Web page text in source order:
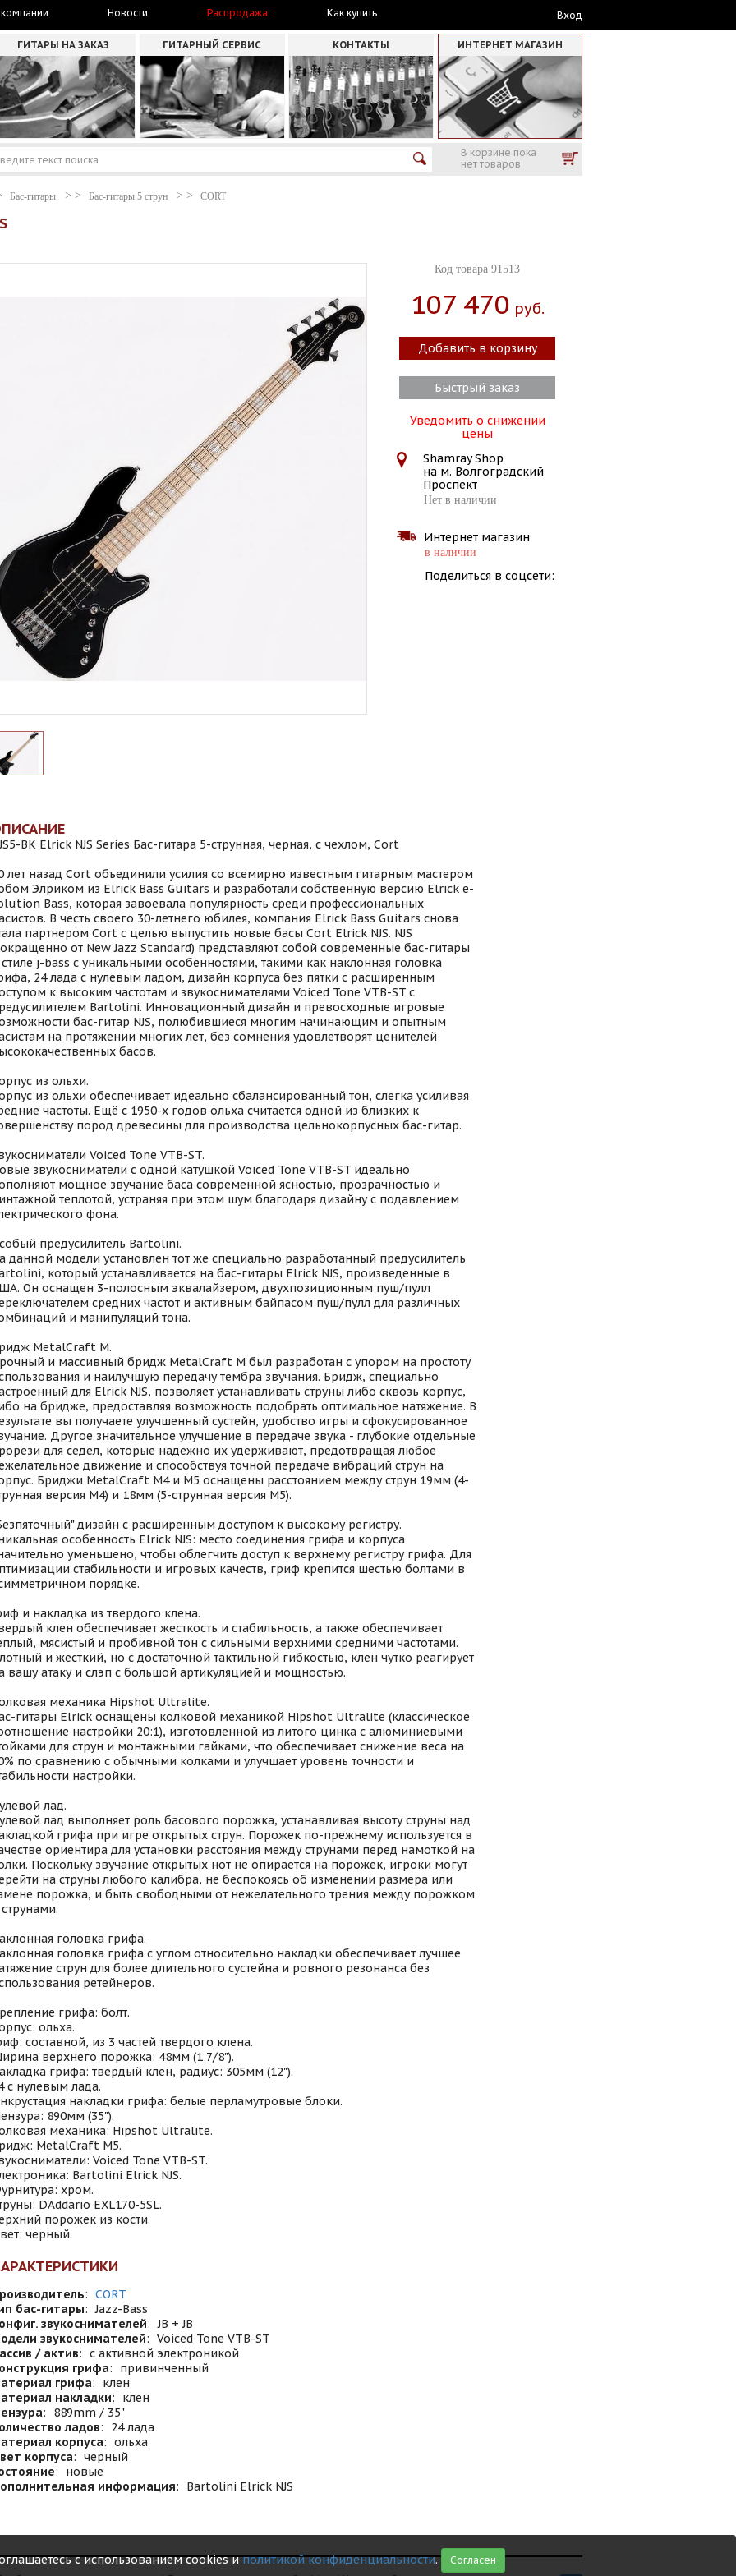
Новости Распродажа Как купить Вход
ГИТАРЫ НА ЗАКАЗ ГИТАРНЫЙ СЕРВИС КОНТАКТЫ ИНТЕРНЕТ МАГАЗИН
В корзине пока
нет товаров
Бас-гитары Бас-гитары 5 струн CORT
Код товара 91513
107 470 Руб.
Добавить в корзину
Быстрый заказ
Уведомить о снижении
цены
Shamray Shop
на м. Волгоградский
Проспект
Нет в наличии
Интернет магазин
в наличии
Поделиться в соцсети:
BK Elrick NJS Series Бас-гитара 5-струнная, черная, с чехлом, Cort
лет назад Cort объединили усилия со всемирно известным гитарным мастером
Элриком из Elrick Bass Guitars и разработали собственную версию Elrick e-
Bass, которая завоевала популярность среди профессиональных
В честь своего 30-летнего юбилея, компания Elrick Bass Guitars снова
партнером Cort с целью выпустить новые басы Cort Elrick NJS. NJS
от New Jazz Standard) представляют собой современные бас-гитары
j-bass с уникальными особенностями, такими как наклонная головка
24 лада с нулевым ладом, дизайн корпуса без пятки с расширенным
к высоким частотам и звукоснимателями Voiced Tone VTB-ST с
Bartolini. Инновационный дизайн и превосходные игровые
бас-гитар NJS, полюбившиеся многим начинающим и опытным
на протяжении многих лет, без сомнения удовлетворят ценителей
басов.
из ольхи.
из ольхи обеспечивает идеально сбалансированный тон, слегка усиливая
частоты. Ещё с 1950-х годов ольха считается одной из близких к
пород древесины для производства цельнокорпусных бас-гитар.
Voiced Tone VTB-ST.
звукосниматели с одной катушкой Voiced Tone VTB-ST идеально
мощное звучание баса современной ясностью, прозрачностью и
теплотой, устраняя при этом шум благодаря дизайну с подавлением
фона.
предусилитель Bartolini.
данной модели установлен тот же специально разработанный предусилитель
который устанавливается на бас-гитары Elrick NJS, произведенные в
Он оснащен 3-полосным эквалайзером, двухпозиционным пуш/пулл
средних частот и активным байпасом пуш/пулл для различных
и манипуляций тона.
MetalCraft M.
и массивный бридж MetalCraft M был разработан с упором на простоту
и наилучшую передачу тембра звучания. Бридж, специально
для Elrick NJS, позволяет устанавливать струны либо сквозь корпус,
на бридже, предоставляя возможность подобрать оптимальное натяжение. В
вы получаете улучшенный сустейн, удобство игры и сфокусированное
Другое значительное улучшение в передаче звука - глубокие отдельные
для седел, которые надежно их удерживают, предотвращая любое
движение и способствуя точной передаче вибраций струн на
Бриджи MetalCraft M4 и M5 оснащены расстоянием между струн 19мм (4-
версия M4) и 18мм (5-струнная версия M5).
дизайн с расширенным доступом к высокому регистру.
особенность Elrick NJS: место соединения грифа и корпуса
уменьшено, чтобы облегчить доступ к верхнему регистру грифа. Для
стабильности и игровых качеств, гриф крепится шестью болтами в
порядке.
и накладка из твердого клена.
клен обеспечивает жесткость и стабильность, а также обеспечивает
мясистый и пробивной тон с сильными верхними средними частотами.
и жесткий, но с достаточной тактильной гибкостью, клен чутко реагирует
вашу атаку и слэп с большой артикуляцией и мощностью.
механика Hipshot Ultralite.
гитары Elrick оснащены колковой механикой Hipshot Ultralite (классическое
настройки 20:1), изготовленной из литого цинка с алюминиевыми
для струн и монтажными гайками, что обеспечивает снижение веса на
по сравнению с обычными колками и улучшает уровень точности и
настройки.
лад.
лад выполняет роль басового порожка, устанавливая высоту струны над
грифа при игре открытых струн. Порожек по-прежнему используется в
ориентира для установки расстояния между струнами перед намоткой на
Поскольку звучание открытых нот не опирается на порожек, игроки могут
на струны любого калибра, не беспокоясь об изменении размера или
порожка, и быть свободными от нежелательного трения между порожком
головка грифа.
головка грифа с углом относительно накладки обеспечивает лучшее
струн для более длительного сустейна и ровного резонанса без
ретейнеров.
грифа: болт.
ольха.
составной, из 3 частей твердого клена.
верхнего порожка: 48мм (1 7/8").
грифа: твердый клен, радиус: 305мм (12").
с нулевым лада.
накладки грифа: белые перламутровые блоки.
890мм (35").
механика: Hipshot Ultralite.
MetalCraft M5.
Voiced Tone VTB-ST.
Bartolini Elrick NJS.
хром.
D'Addario EXL170-5SL.
порожек из кости.
черный.
: CORT
бас-гитары: Jazz-Bass
звукоснимателей: JB + JB
звукоснимателей: Voiced Tone VTB-ST
/ актив: с активной электроникой
грифа:
привинченный
грифа:
клен
накладки:
клен
:
889mm / 35"
ладов:
24 лада
корпуса: ольха
корпуса: черный
:
новые
информация: Bartolini Elrick NJS
с использованием cookies иполитикой конфиденциальности. Согласен